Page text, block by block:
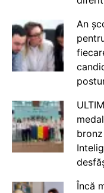
An
Încă